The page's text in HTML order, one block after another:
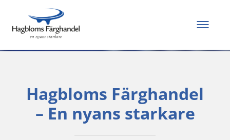
Allt du behöver för
att måla och renovera
Hagbloms Färghandel
– En nyans starkare